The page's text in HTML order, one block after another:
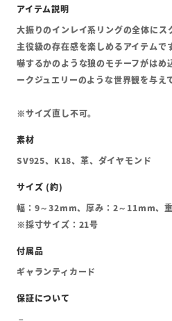
大振りのインレイ系リングの全体にス
主役級の存在感を楽しめるアイテムで
嚇するかのような狼のモチーフがはめ
ークジュエリーのような世界観を与え
※サイズ直し不可。
SV925、K18、革、ダイヤモンド
幅：9～32mm、厚み：2～11mm、
※採寸サイズ：21号
ギャランティカード